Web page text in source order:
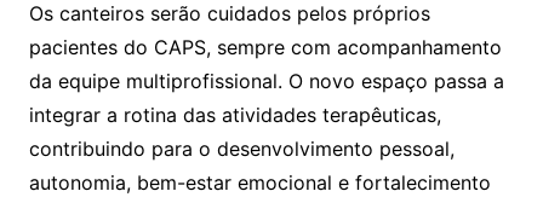
Os canteiros serão cuidados pelos próprios
pacientes do CAPS, sempre com acompanhamento
da equipe multiprofissional. O novo espaço passa a
integrar a rotina das atividades terapêuticas,
contribuindo para o desenvolvimento pessoal,
autonomia, bem-estar emocional e fortalecimento